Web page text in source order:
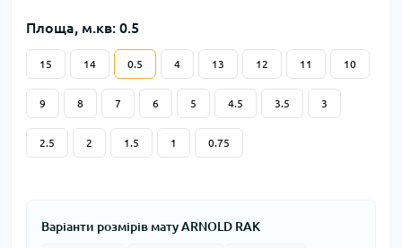
Площа, м.кв: 0.5
15 14 0.5 4 13 12 11 10
9 8 7 6 5 4.5 3.5 3
2.5 2 1.5 1 0.75
Варіанти розмірів мату ARNOLD RAK